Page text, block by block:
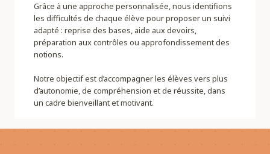
Grâce à une approche personnalisée, nous identifions
les difficultés de chaque élève pour proposer un suivi
adapté : reprise des bases, aide aux devoirs,
préparation aux contrôles ou approfondissement des
notions.
Notre objectif est d’accompagner les élèves vers plus
d’autonomie, de compréhension et de réussite, dans
un cadre bienveillant et motivant.